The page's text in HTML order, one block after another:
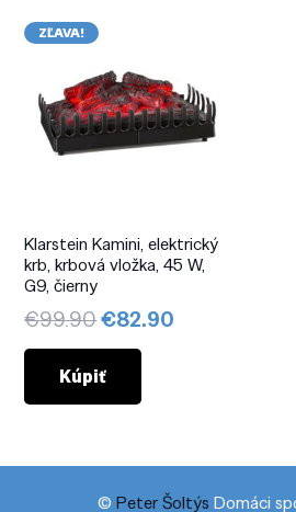
ZĽAVA!
Klarstein Kamini, elektrický
krb, krbová vložka, 45 W,
G9, čierny
€99.90Pôvodná
cena
bola:
€99.90.
€82.90
Kúpiť
© Peter Šoltýs Domáci